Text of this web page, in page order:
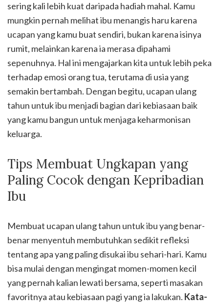
sering kali lebih kuat daripada hadiah mahal. Kamu
mungkin pernah melihat ibu menangis haru karena
ucapan yang kamu buat sendiri, bukan karena isinya
rumit, melainkan karena ia merasa dipahami
sepenuhnya. Hal ini mengajarkan kita untuk lebih peka
terhadap emosi orang tua, terutama di usia yang
semakin bertambah. Dengan begitu, ucapan ulang
tahun untuk ibu menjadi bagian dari kebiasaan baik
yang kamu bangun untuk menjaga keharmonisan
keluarga.
Tips Membuat Ungkapan yang
Paling Cocok dengan Kepribadian
Ibu
Membuat ucapan ulang tahun untuk ibu yang benar-
benar menyentuh membutuhkan sedikit refleksi
tentang apa yang paling disukai ibu sehari-hari. Kamu
bisa mulai dengan mengingat momen-momen kecil
yang pernah kalian lewati bersama, seperti masakan
favoritnya atau kebiasaan pagi yang ia lakukan. Kata-